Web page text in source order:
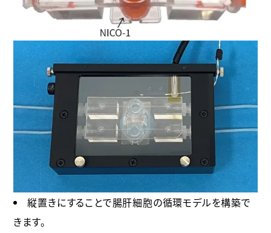
縦置きにすることで腸肝細胞の循環モデルを構築で
きます。